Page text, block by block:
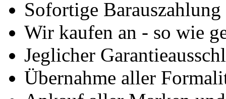
Sofortige
Wir kaufen an - so wie
Jeglicher
Übernahme aller